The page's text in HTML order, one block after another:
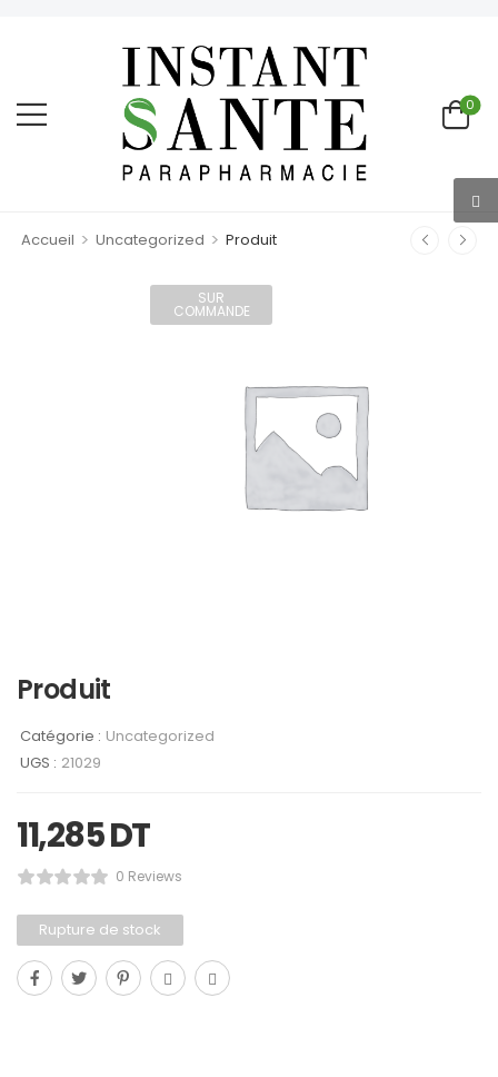
0
Accueil > Uncategorized > Produit
SUR
COMMANDE
Produit
Catégorie : Uncategorized
UGS : 21029
11,285DT
0 Reviews
Rupture de stock